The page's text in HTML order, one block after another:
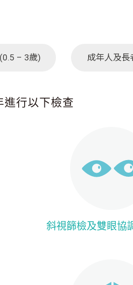
– 3歲) 成年人及長
行以下檢查
斜視篩檢及雙眼協